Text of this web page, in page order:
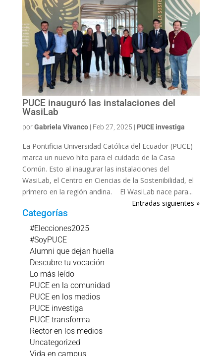
PUCE inauguró las instalaciones del
WasiLab
porGabriela Vivanco| Feb 27, 2025 | PUCE investiga
La Pontificia Universidad Católica del Ecuador (PUCE)
marca un nuevo hito para el cuidado de la Casa
Común. Esto al inaugurar las instalaciones del
WasiLab, el Centro en Ciencias de la Sostenibilidad, el
primero en la región andina. El WasiLab nace para...
Entradas siguientes »
Categorías
#Elecciones2025
#SoyPUCE
Alumni que dejan huella
Descubre tu vocación
Lo más leído
PUCE en la comunidad
PUCE en los medios
PUCE investiga
PUCE transforma
Rector en los medios
Uncategorized
Vida en campus